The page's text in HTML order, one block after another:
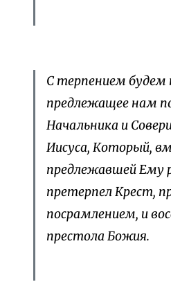
С терпением будем
предлежащее нам
Начальника и
Иисуса, Который,
предлежавшей Ему
претерпел Крест,
посрамлением, и
престола Божия.